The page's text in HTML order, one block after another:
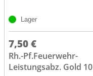
Lager
7,50 €
Rh.-Pf.Feuerwehr-
Leistungsabz. Gold 10